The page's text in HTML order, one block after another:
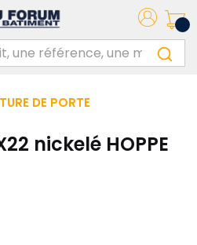
DE PORTE
nickelé HOPPE